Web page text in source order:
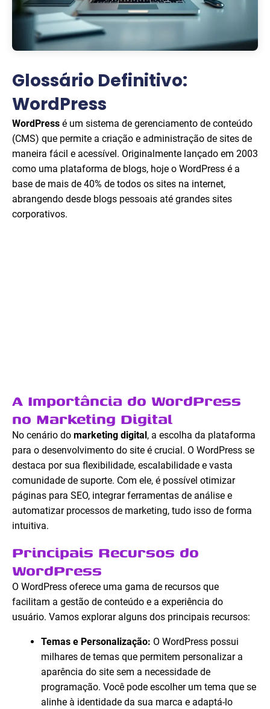
Glossário Definitivo:
WordPress
WordPress é um sistema de gerenciamento de conteúdo
(CMS) que permite a criação e administração de sites de
maneira fácil e acessível. Originalmente lançado em 2003
como uma plataforma de blogs, hoje o WordPress é a
base de mais de 40% de todos os sites na internet,
abrangendo desde blogs pessoais até grandes sites
corporativos.
A Importância do WordPress
no Marketing Digital
No cenário do marketing digital , a escolha da plataforma
para o desenvolvimento do site é crucial. O WordPress se
destaca por sua flexibilidade, escalabilidade e vasta
comunidade de suporte. Com ele, é possível otimizar
páginas para SEO, integrar ferramentas de análise e
automatizar processos de marketing, tudo isso de forma
intuitiva.
Principais Recursos do
WordPress
O WordPress oferece uma gama de recursos que
facilitam a gestão de conteúdo e a experiência do
usuário. Vamos explorar alguns dos principais recursos:
Temas e Personalização: O WordPress possui
milhares de temas que permitem personalizar a
aparência do site sem a necessidade de
programação. Você pode escolher um tema que se
alinhe à identidade da sua marca e adaptá-lo